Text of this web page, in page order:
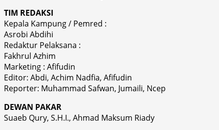
TIM REDAKSI
Kepala Kampung / Pemred :
Asrobi Abdihi
Redaktur Pelaksana :
Fakhrul Azhim
Marketing : Afifudin
Editor: Abdi, Achim Nadfia, Afifudin
Reporter: Muhammad Safwan, Jumaili, Ncep
DEWAN PAKAR
Suaeb Qury, S.H.I., Ahmad Maksum Riady